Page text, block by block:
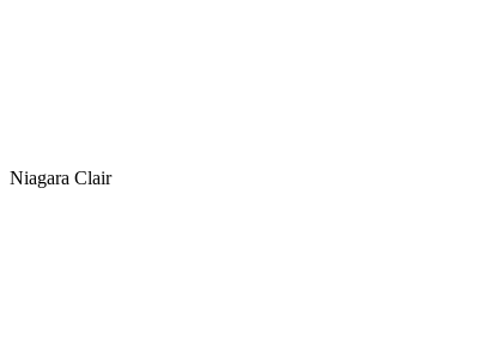
Niagara Clair